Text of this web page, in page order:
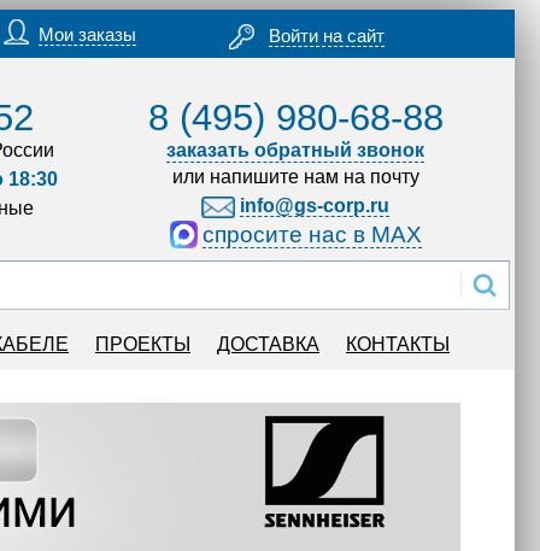
Мои заказы Войти на сайт
18:30
8 (495) 980-68-88
заказать обратный звонок
или напишите нам на почту
info@gs-corp.ru
спросите нас в MAX
ПРОЕКТЫ ДОСТАВКА КОНТАКТЫ